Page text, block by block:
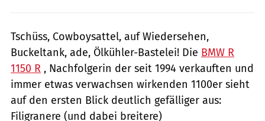
Tschüss, Cowboysattel, auf Wiedersehen,
Buckeltank, ade, Ölkühler-Bastelei! Die BMW R
1150 R , Nachfolgerin der seit 1994 verkauften und
immer etwas verwachsen wirkenden 1100er sieht
auf den ersten Blick deutlich gefälliger aus:
Filigranere (und dabei breitere)